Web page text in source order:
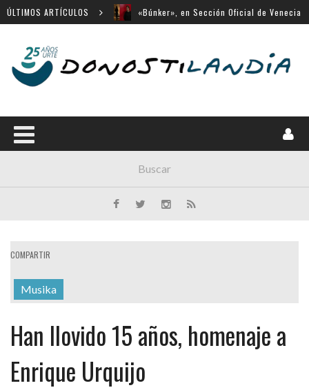
ÚLTIMOS ARTÍCULOS
«Búnker», en Sección Oficial de Venecia
14 largometrajes para «New Directors»
COMPARTIR
Musika
Han llovido 15 años, homenaje a
Enrique Urquijo